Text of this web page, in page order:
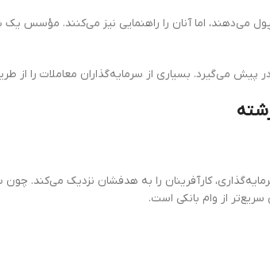
اما آنان را راهنمایی نیز می‌کنند. مؤسس یک
در پیش می‌گیرد. بسیاری از سرمایه‌گذاران معاملات را
کارآفرینان را به هدفشان نزدیک می‌کند.
از وام بانکی است.